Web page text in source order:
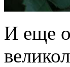
И еще